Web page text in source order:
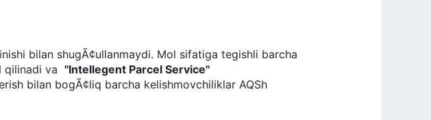
bilan shugÃ¢ullanmaydi. Mol sifatiga tegishli barcha
qilinadi va "Intellegent Parcel Service"
bilan bogÃ¢liq barcha kelishmovchiliklar AQSh